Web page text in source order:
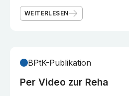
WEITERLESEN
BPtK-Publikation
Per Video zur Reha